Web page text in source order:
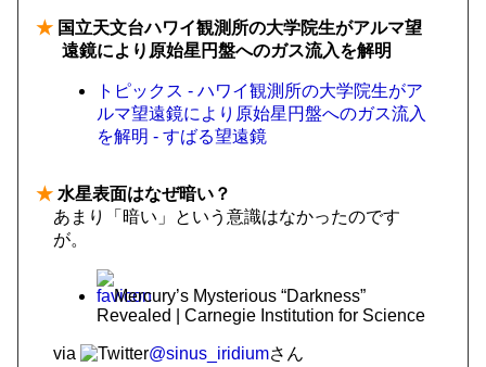
★ 国立天文台ハワイ観測所の大学院生がアルマ望
遠鏡により原始星円盤へのガス流入を解明
トピックス - ハワイ観測所の大学院生がア
ルマ望遠鏡により原始星円盤へのガス流入
を解明 - すばる望遠鏡
★ 水星表面はなぜ暗い？
あまり「暗い」という意識はなかったのです
が。
Mercury’s Mysterious “Darkness”
Revealed | Carnegie Institution for Science
via @sinus_iridiumさん